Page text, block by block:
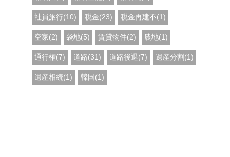
社員旅行(10) 税金(23) 税金再建不(1)
空家(2) 袋地(5) 賃貸物件(2) 農地(1)
通行権(7) 道路(31) 道路後退(7) 遺産分割(1)
遺産相続(1) 韓国(1)